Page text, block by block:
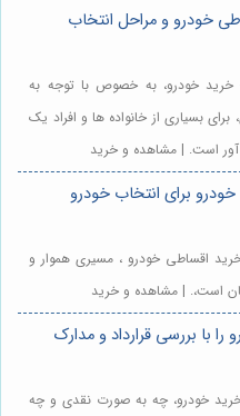
خودرو و مراحل انتخاب
خرید خودرو، به خصوص با توجه به
بسیاری از خانواده ها و افراد یک
آور است. | مشاهده و خرید
برای انتخاب خودرو
اقساطی خودرو ، مسیری هموار و
است،. | مشاهده و خرید
با بررسی قرارداد و مدارک
خودرو، چه به صورت نقدی و چه